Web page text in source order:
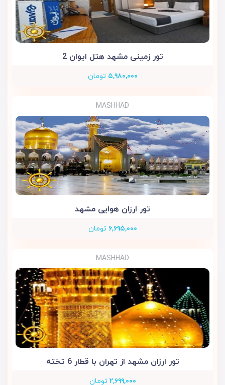
تور زمینی مشهد هتل ایوان 2
۵,۹۸۰,۰۰۰ تومان
MASHHAD
تور ارزان هوایی مشهد
۶,۶۹۵,۰۰۰ تومان
MASHHAD
تور ارزان مشهد از تهران با قطار 6 تخته
۲,۶۹۹,۰۰۰ تومان